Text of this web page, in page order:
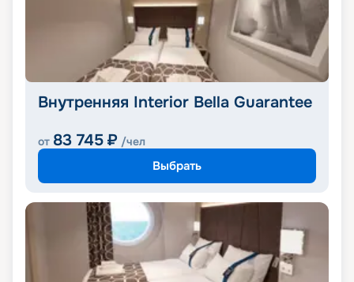
Внутренняя Interior Bella Guarantee
от 83 745 ₽ /чел
Выбрать